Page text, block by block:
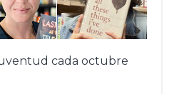
cada octubre